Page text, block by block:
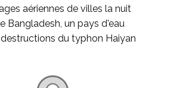
aériennes de villes la nuit
Bangladesh, un pays d'eau
destructions du typhon Haiyan